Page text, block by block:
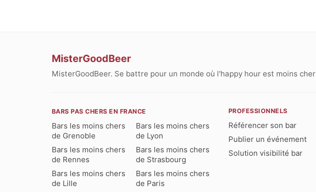
MisterGoodBeer
MisterGoodBeer. Se battre pour un monde où l'happy hour est moins cher
BARS PAS CHERS EN FRANCE
Bars les moins chers
de Grenoble
Bars les moins chers
de Lyon
Bars les moins chers
de Rennes
Bars les moins chers
de Strasbourg
Bars les moins chers
de Lille
Bars les moins chers
de Paris
PROFESSIONNELS
Référencer son bar
Publier un événement
Solution visibilité bar